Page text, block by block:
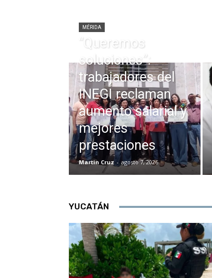
MÉRIDA
“Queremos
soluciones”:
trabajadores del
INEGI reclaman
aumento salarial y
mejores
prestaciones
Martin Cruz - agosto 7, 2026
YUCATÁN